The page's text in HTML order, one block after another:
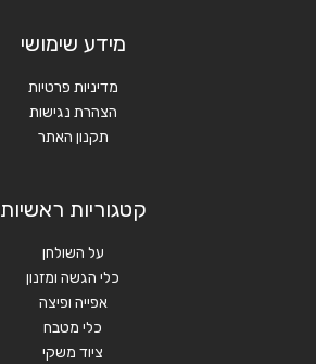
מידע שימושי
מדיניות פרטיות
הצהרת נגישות
תקנון האתר
קטגוריות ראשיות
על השולחן
כלי הגשה ומזנון
אפייה ופיצה
כלי מטבח
ציוד משקי